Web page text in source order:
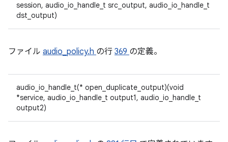
session, audio_io_handle_t src_output, audio_io_handle_t
dst_output)
ファイル audio_policy.h の行 369 の定義。
audio_io_handle_t(* open_duplicate_output)(void
*service, audio_io_handle_t output1, audio_io_handle_t
output2)